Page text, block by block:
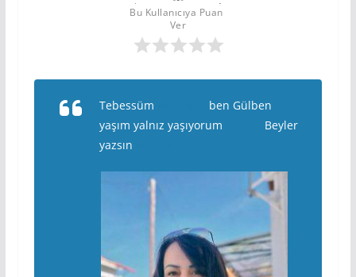
Bu Kullanıcıya Puan
Ver
Tebessüm
ben Gülben
yaşım yalnız yaşıyorum
Beyler
yazsın